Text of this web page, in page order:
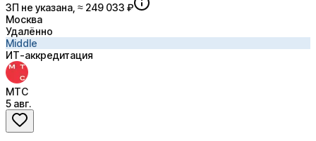
ЗП не указана, ≈ 249 033 ₽
Москва
Удалённо
Middle
ИТ-аккредитация
МТС
5 авг.